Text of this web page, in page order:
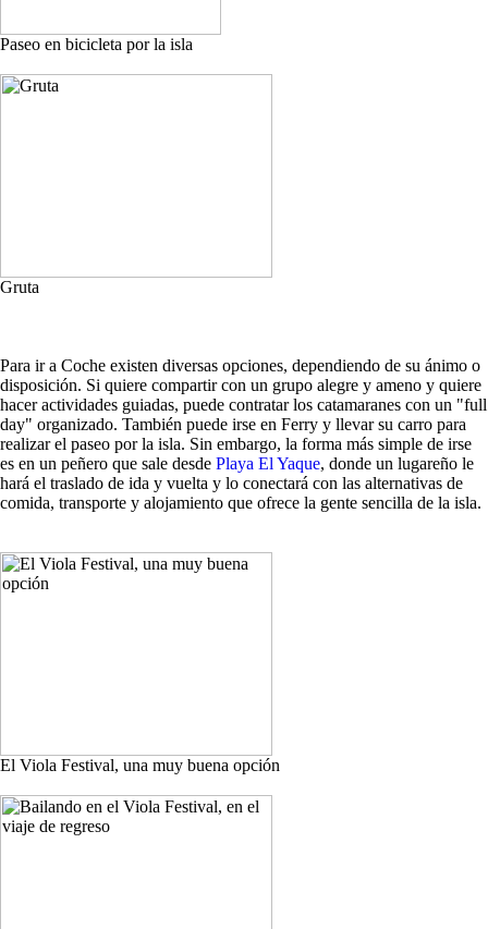
Paseo en bicicleta por la isla
Gruta
Para ir a Coche existen diversas opciones, dependiendo de su ánimo o
disposición. Si quiere compartir con un grupo alegre y ameno y quiere
hacer actividades guiadas, puede contratar los catamaranes con un "full
day" organizado. También puede irse en Ferry y llevar su carro para
realizar el paseo por la isla. Sin embargo, la forma más simple de irse
es en un peñero que sale desde Playa El Yaque, donde un lugareño le
hará el traslado de ida y vuelta y lo conectará con las alternativas de
comida, transporte y alojamiento que ofrece la gente sencilla de la isla.
El Viola Festival, una muy buena opción